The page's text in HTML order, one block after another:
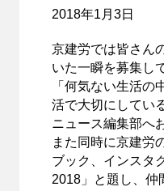
2018年1月3日
京建労では皆さん
いた一瞬を募集し
「何気ない生活
活で大切にしてい
ニュース編集部へ
また同時に京建労
ブック、インスタ
2018」と題し、仲